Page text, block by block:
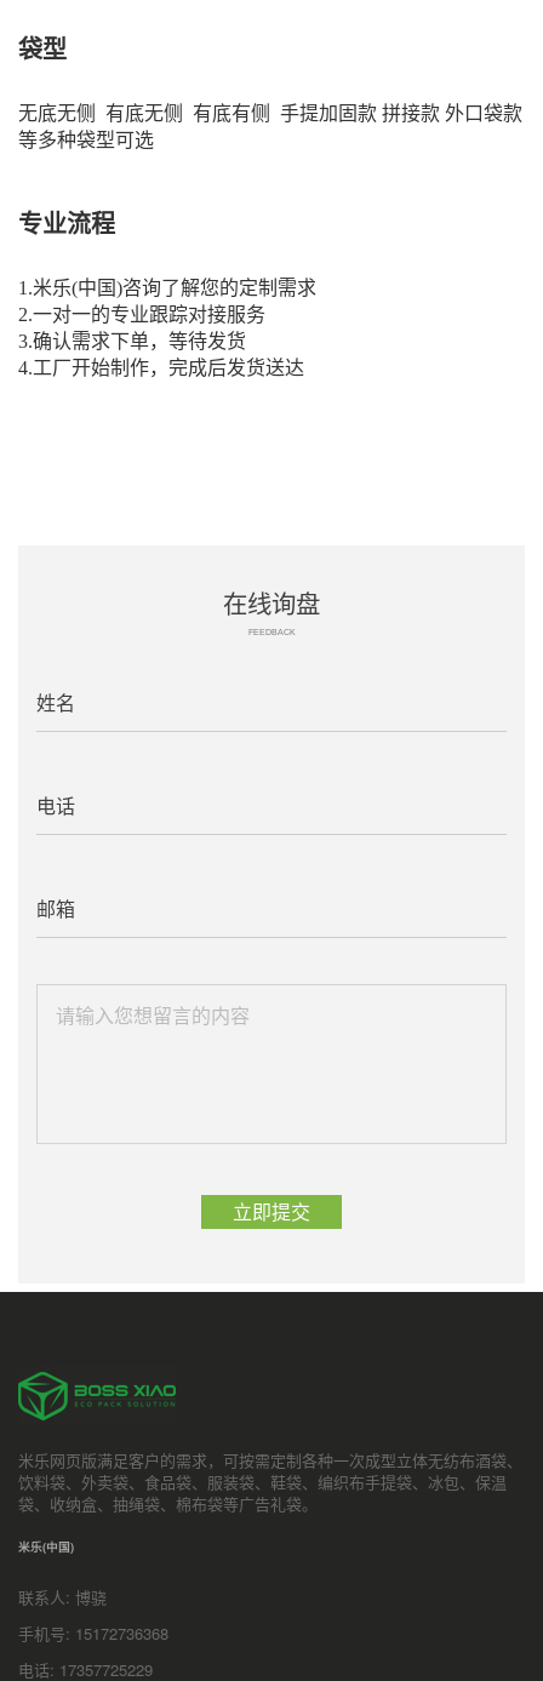
袋型
无底无侧 有底无侧 有底有侧 手提加固款 拼接款 外口袋款
等多种袋型可选
专业流程
1.米乐(中国)咨询了解您的定制需求
2.一对一的专业跟踪对接服务
3.确认需求下单，等待发货
4.工厂开始制作，完成后发货送达
在线询盘
FEEDBACK
米乐网页版满足客户的需求，可按需定制各种一次成型立体无纺布酒袋、
饮料袋、外卖袋、食品袋、服装袋、鞋袋、编织布手提袋、冰包、保温
袋、收纳盒、抽绳袋、棉布袋等广告礼袋。
米乐(中国)
联系人: 博骁
手机号: 15172736368
电话: 17357725229